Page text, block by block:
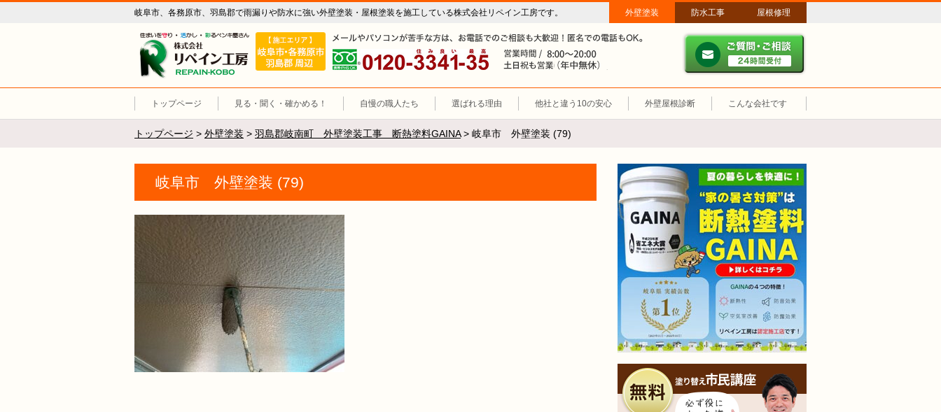
岐阜市、各務原市、羽島郡で雨漏りや防水に強い外壁塗装・屋根塗装を施工している株式会社リペイン工房です。 外壁塗装 防水工事 屋根修理
リペイン工房（外壁塗装・屋根塗装・雨漏り修理・防水工事）
施工エリア 岐阜市、各務原市、羽島郡。
メールやパソコンが苦手な方は、お電話でのご相談も大歓迎！匿名での
0120-3341-35
営業時間：午前8時～午後8時 年中無休、土日祝も営業しています。
トップページ 見る・聞く・確かめる！ 自慢の職人たち 選ばれる理由 他社と違う10の安心 外壁屋根診断 こんな会社です
トップページ > 外壁塗装 > 羽島郡岐南町 外壁塗装工事 断熱塗料GAINA> 岐阜市 外壁塗装 (79)
岐阜市 外壁塗装 (79)